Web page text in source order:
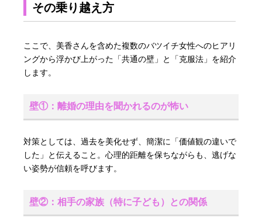
その乗り越え方
ここで、美香さんを含めた複数のバツイチ女性へのヒアリ
ングから浮かび上がった「共通の壁」と「克服法」を紹介
します。
壁①：離婚の理由を聞かれるのが怖い
対策としては、過去を美化せず、簡潔に「価値観の違いで
した」と伝えること。心理的距離を保ちながらも、逃げな
い姿勢が信頼を呼びます。
壁②：相手の家族（特に子ども）との関係